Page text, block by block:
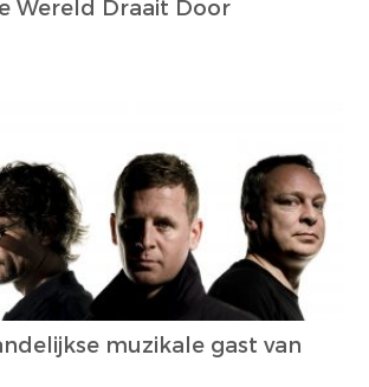
Wereld Draait Door
muzikale gast van